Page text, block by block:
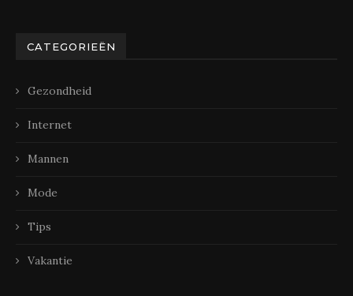
CATEGORIEËN
Gezondheid
Internet
Mannen
Mode
Tips
Vakantie